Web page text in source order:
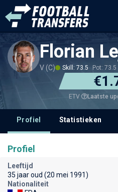
Florian
V (C) Skill: 73.5 Pot: 73.5
ETV Laatste
Profiel Statistieken
Profiel
Leeftijd
35 jaar oud (20 mei 1991)
Nationaliteit